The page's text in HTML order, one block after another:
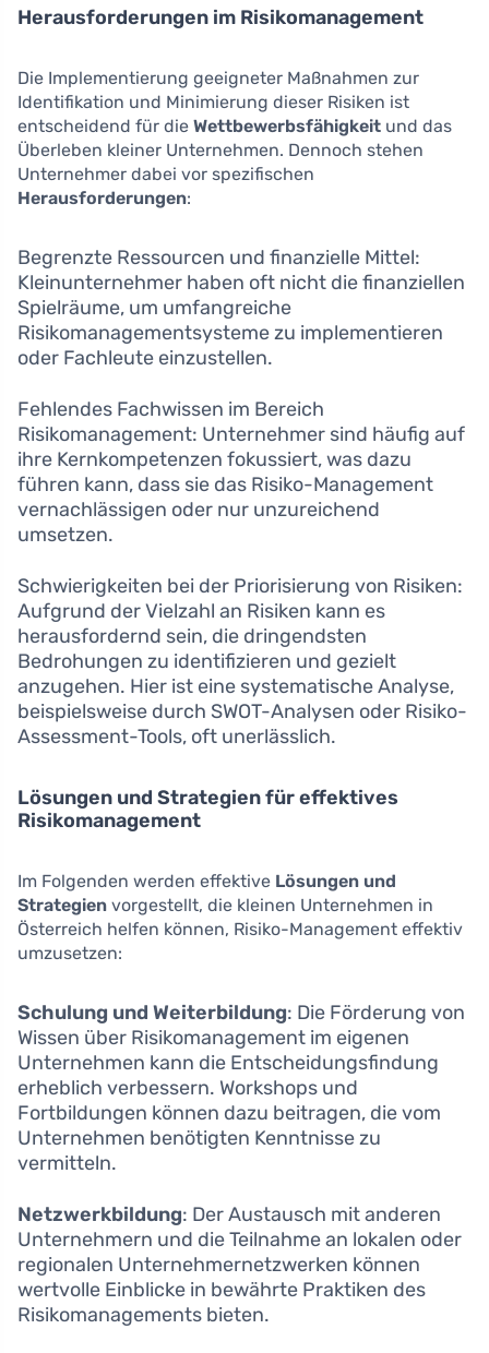
Herausforderungen im Risikomanagement
Die Implementierung geeigneter Maßnahmen zur
Identifikation und Minimierung dieser Risiken ist
entscheidend für die Wettbewerbsfähigkeit und das
Überleben kleiner Unternehmen. Dennoch stehen
Unternehmer dabei vor spezifischen
Herausforderungen:
Begrenzte Ressourcen und finanzielle Mittel:
Kleinunternehmer haben oft nicht die finanziellen
Spielräume, um umfangreiche
Risikomanagementsysteme zu implementieren
oder Fachleute einzustellen.
Fehlendes Fachwissen im Bereich
Risikomanagement: Unternehmer sind häufig auf
ihre Kernkompetenzen fokussiert, was dazu
führen kann, dass sie das Risiko-Management
vernachlässigen oder nur unzureichend
umsetzen.
Schwierigkeiten bei der Priorisierung von Risiken:
Aufgrund der Vielzahl an Risiken kann es
herausfordernd sein, die dringendsten
Bedrohungen zu identifizieren und gezielt
anzugehen. Hier ist eine systematische Analyse,
beispielsweise durch SWOT-Analysen oder Risiko-
Assessment-Tools, oft unerlässlich.
Lösungen und Strategien für effektives
Risikomanagement
Im Folgenden werden effektive Lösungen und
Strategien vorgestellt, die kleinen Unternehmen in
Österreich helfen können, Risiko-Management effektiv
umzusetzen:
Schulung und Weiterbildung: Die Förderung von
Wissen über Risikomanagement im eigenen
Unternehmen kann die Entscheidungsfindung
erheblich verbessern. Workshops und
Fortbildungen können dazu beitragen, die vom
Unternehmen benötigten Kenntnisse zu
vermitteln.
Netzwerkbildung: Der Austausch mit anderen
Unternehmern und die Teilnahme an lokalen oder
regionalen Unternehmernetzwerken können
wertvolle Einblicke in bewährte Praktiken des
Risikomanagements bieten.